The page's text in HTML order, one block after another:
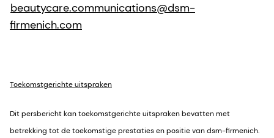
beautycare.communications@dsm-
firmenich.com
Toekomstgerichte uitspraken
Dit persbericht kan toekomstgerichte uitspraken bevatten met
betrekking tot de toekomstige prestaties en positie van dsm-firmenich.